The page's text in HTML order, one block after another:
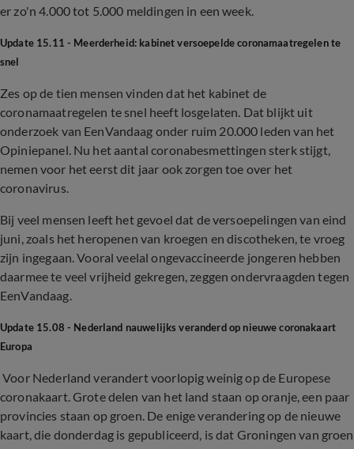
er zo'n 4.000 tot 5.000 meldingen in een week.
Update 15.11 - Meerderheid: kabinet versoepelde coronamaatregelen te
snel
Zes op de tien mensen vinden dat het kabinet de
coronamaatregelen te snel heeft losgelaten. Dat blijkt uit
onderzoek van EenVandaag onder ruim 20.000 leden van het
Opiniepanel. Nu het aantal coronabesmettingen sterk stijgt,
nemen voor het eerst dit jaar ook zorgen toe over het
coronavirus.
Bij veel mensen leeft het gevoel dat de versoepelingen van eind
juni, zoals het heropenen van kroegen en discotheken, te vroeg
zijn ingegaan. Vooral veelal ongevaccineerde jongeren hebben
daarmee te veel vrijheid gekregen, zeggen ondervraagden tegen
EenVandaag.
Update 15.08 - Nederland nauwelijks veranderd op nieuwe coronakaart
Europa
Voor Nederland verandert voorlopig weinig op de Europese
coronakaart. Grote delen van het land staan op oranje, een paar
provincies staan op groen. De enige verandering op de nieuwe
kaart, die donderdag is gepubliceerd, is dat Groningen van groen